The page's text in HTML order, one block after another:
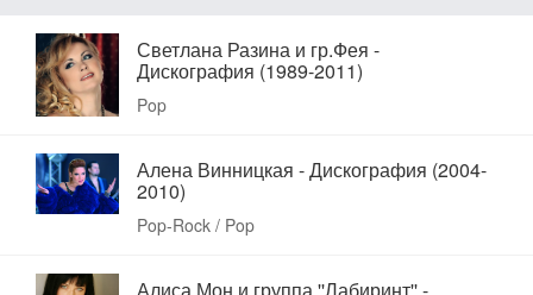
Светлана Разина и гр.Фея -
Дискография (1989-2011)
Pop
Алена Винницкая - Дискография (2004-
2010)
Pop-Rock / Pop
Алиса Мон и группа ''Лабиринт'' -